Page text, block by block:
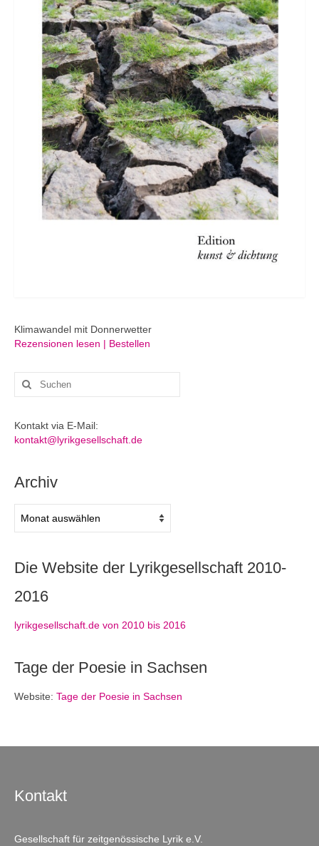
Klimawandel mit Donnerwetter
Rezensionen lesen | Bestellen
Suchen
nach:
Kontakt via E-Mail:
kontakt@lyrikgesellschaft.de
Archiv
Die Website der Lyrikgesellschaft 2010-
2016
lyrikgesellschaft.de von 2010 bis 2016
Tage der Poesie in Sachsen
Website: Tage der Poesie in Sachsen
Kontakt
Gesellschaft für zeitgenössische Lyrik e.V.